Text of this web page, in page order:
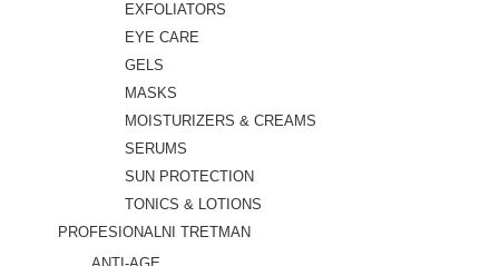
EXFOLIATORS
EYE CARE
GELS
MASKS
MOISTURIZERS & CREAMS
SERUMS
SUN PROTECTION
TONICS & LOTIONS
PROFESIONALNI TRETMAN